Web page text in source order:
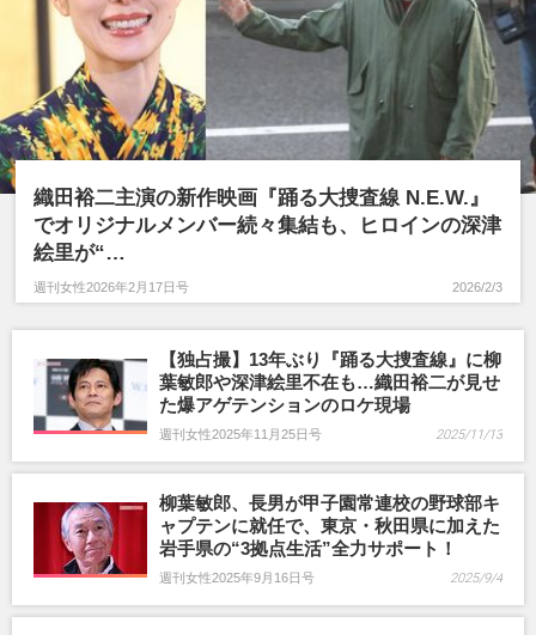
霜降り明星 お笑い芸人 中山美穂
田中邦衛 おニャン子クラブ
内田有紀 いかりや長介 松下洸平
織田裕二主演の新作映画『踊る大捜査線 N.E.W.』
でオリジナルメンバー続々集結も、ヒロインの深津
絵里が“…
週刊女性2026年2月17日号 2026/2/3
【独占撮】13年ぶり『踊る大捜査線』に柳
葉敏郎や深津絵里不在も…織田裕二が見せ
た爆アゲテンションのロケ現場
週刊女性2025年11月25日号 2025/11/13
柳葉敏郎、長男が甲子園常連校の野球部キ
ャプテンに就任で、東京・秋田県に加えた
岩手県の“3拠点生活”全力サポート！
週刊女性2025年9月16日号 2025/9/4